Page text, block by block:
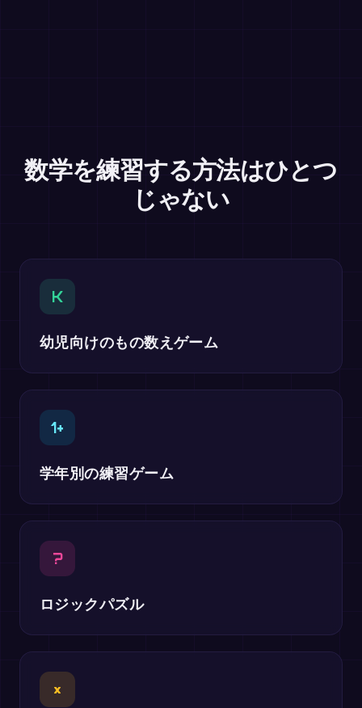
数学を練習する方法はひとつ
じゃない
K
幼児向けのもの数えゲーム
1+
学年別の練習ゲーム
?
ロジックパズル
×